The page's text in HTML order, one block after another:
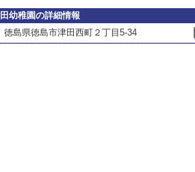
幼稚園の詳細情報
徳島県徳島市津田西町２丁目5-34